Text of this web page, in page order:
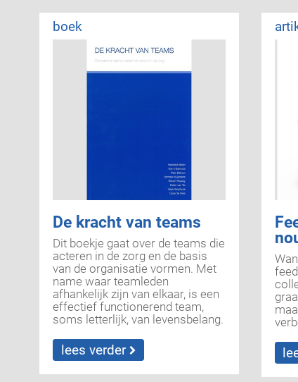
dynamiek en complexiteit laten
zich niet gemakkelijk
versimpelen. Het besturen van en
acteren in netwerken vraagt veel
tijd en energie van professionals
en bestuurders.
boek
De kracht van teams
Dit boekje gaat over de teams die
acteren in de zorg en de basis
van de organisatie vormen. Met
name waar teamleden
afhankelijk zijn van elkaar, is een
effectief functionerend team,
soms letterlijk, van levensbelang.
lees verder